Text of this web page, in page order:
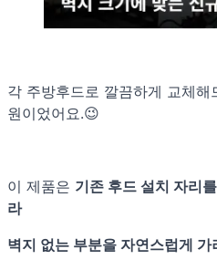
각 주방후드로 깔끔하게 교체
원이었어요.😉
이 제품은 기존 후드 설치 자리
라
벽지 없는 부분을 자연스럽게 가